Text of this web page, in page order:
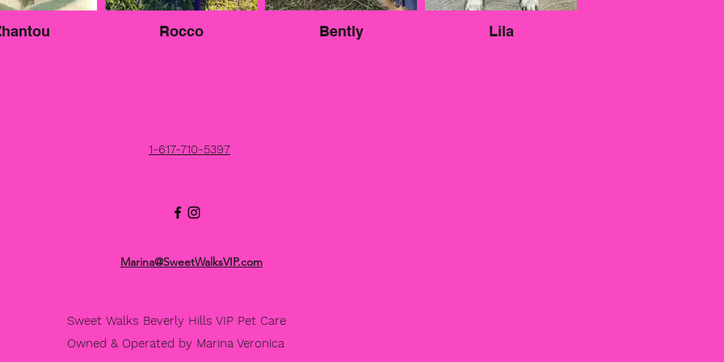
Rocco Bently Lila
1-617-710-5397
Marina@SweetWalksVIP.com
Sweet Walks Beverly Hills VIP Pet Care
Owned & Operated by Marina Veronica